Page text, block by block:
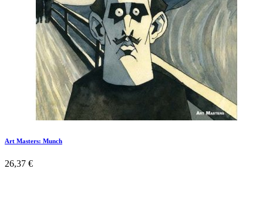
Art Masters: Munch
26,37 €